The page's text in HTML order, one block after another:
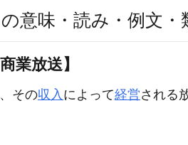
意味・読み・例文・
商業放送】
その収入 によって経営される